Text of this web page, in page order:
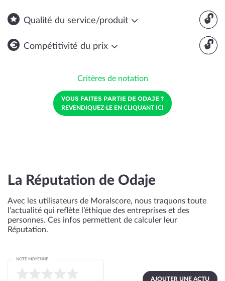
🔓
Qualité du service/produit
🔓
Compétitivité du prix
Critères de notation
VOUS FAITES PARTIE DE ODAJE ?
REVENDIQUEZ-LE EN CLIQUANT ICI
La Réputation de Odaje
Avec les utilisateurs de Moralscore, nous traquons toute
l’actualité qui reflète l’éthique des entreprises et des
personnes. Ces infos permettent de calculer leur
Réputation.
AJOUTER UNE ACTU
NOTE MOYENNE